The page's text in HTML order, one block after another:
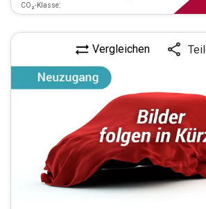
CO₂-Klasse:
Vergleichen